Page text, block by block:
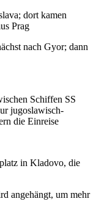
dort kamen
Prag
nach Gyor; dann
Schiffen SS
jugoslawisch-
die Einreise
in Kladovo, die
angehängt, um mehr